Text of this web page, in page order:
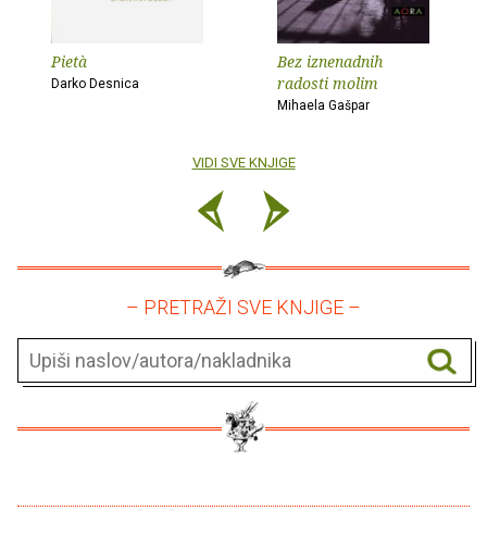
Pietà
Darko Desnica
Bez iznenadnih
radosti molim
Mihaela Gašpar
VIDI SVE KNJIGE
– PRETRAŽI SVE KNJIGE –